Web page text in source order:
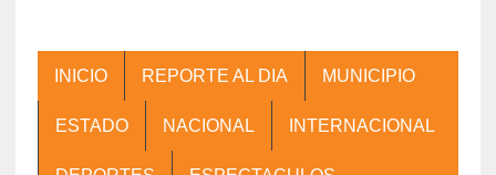
INICIO REPORTE AL DIA MUNICIPIO
ESTADO NACIONAL INTERNACIONAL